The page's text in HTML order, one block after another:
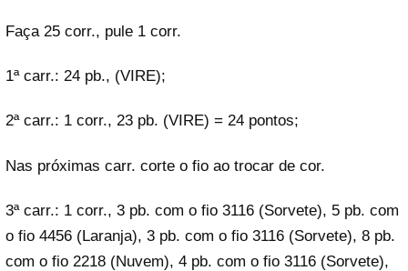
Faça 25 corr., pule 1 corr.
1ª carr.: 24 pb., (VIRE);
2ª carr.: 1 corr., 23 pb. (VIRE) = 24 pontos;
Nas próximas carr. corte o fio ao trocar de cor.
3ª carr.: 1 corr., 3 pb. com o fio 3116 (Sorvete), 5 pb. com
o fio 4456 (Laranja), 3 pb. com o fio 3116 (Sorvete), 8 pb.
com o fio 2218 (Nuvem), 4 pb. com o fio 3116 (Sorvete),